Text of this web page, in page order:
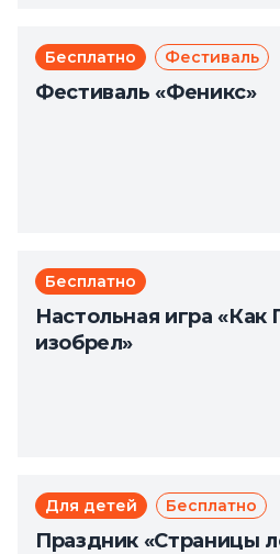
Бесплатно Фестиваль
Фестиваль «Феникс»
Бесплатно
Настольная игра «Как
изобрел»
Для детей Бесплатно
Праздник «Страницы